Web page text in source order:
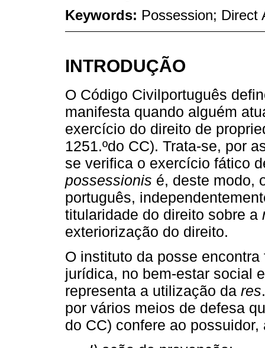
Keywords: Possession; Direct
INTRODUÇÃO
O Código Civilportuguês
manifesta quando alguém
exercício do direito de
1251.ºdo CC). Trata-se, por
se verifica o exercício fático
possessionis é, deste modo,
português,
titularidade do direito sobre a
exteriorização do direito.
O instituto da posse
jurídica, no bem-estar social
representa a utilização da res
por vários meios de defesa
do CC) confere ao possuidor,